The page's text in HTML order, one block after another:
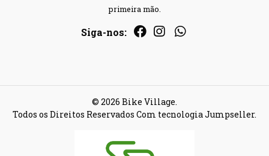
primeira mão.
Siga-nos:
© 2026 Bike Village.
Todos os Direitos Reservados Com tecnologia Jumpseller.